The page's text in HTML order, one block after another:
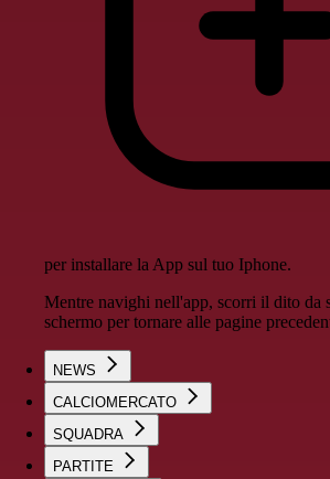
per installare la App sul tuo Iphone.
Mentre navighi nell'app, scorri il dito da
schermo per tornare alle pagine
NEWS
CALCIOMERCATO
SQUADRA
PARTITE